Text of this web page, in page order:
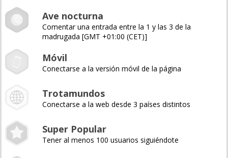
Ave nocturna
Comentar una entrada entre la 1 y las 3 de la
madrugada [GMT +01:00 (CET)]
Móvil
Conectarse a la versión móvil de la página
Trotamundos
Conectarse a la web desde 3 países distintos
Super Popular
Tener al menos 100 usuarios siguiéndote